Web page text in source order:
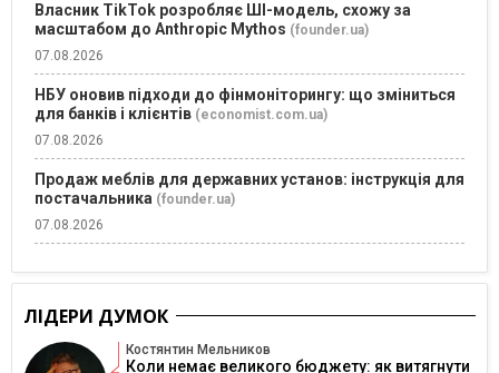
Власник TikTok розробляє ШІ-модель, схожу за
масштабом до Anthropic Mythos (founder.ua)
07.08.2026
НБУ оновив підходи до фінмоніторингу: що зміниться
для банків і клієнтів (economist.com.ua)
07.08.2026
Продаж меблів для державних установ: інструкція для
постачальника (founder.ua)
07.08.2026
ЛІДЕРИ ДУМОК
Костянтин Мельников
Коли немає великого бюджету: як витягнути